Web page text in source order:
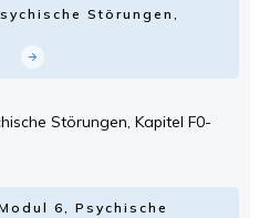
Störungen,
Störungen, Kapitel F0-
6, Psychische